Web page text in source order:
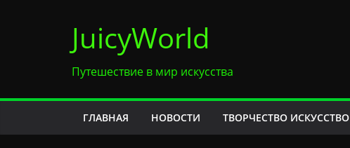
содержимомуJuicyWorld
Путешествие в мир искусства
ГЛАВНАЯ НОВОСТИ ТВОРЧЕСТВО ИСКУССТВО